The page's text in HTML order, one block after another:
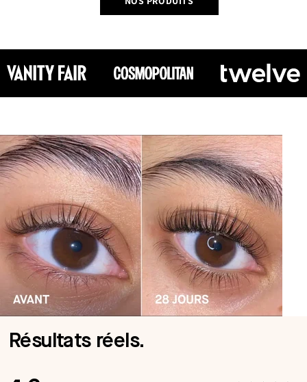
Résultats réels.